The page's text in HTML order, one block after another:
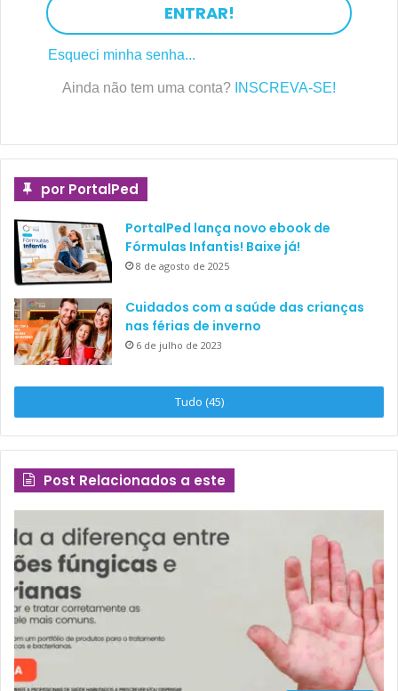
ENTRAR!
Esqueci minha senha...
Ainda não tem uma conta? INSCREVA-SE!
por PortalPed
PortalPed lança novo ebook de
Fórmulas Infantis! Baixe já!
8 de agosto de 2025
Cuidados com a saúde das crianças
nas férias de inverno
6 de julho de 2023
Tudo (45)
Post Relacionados a este